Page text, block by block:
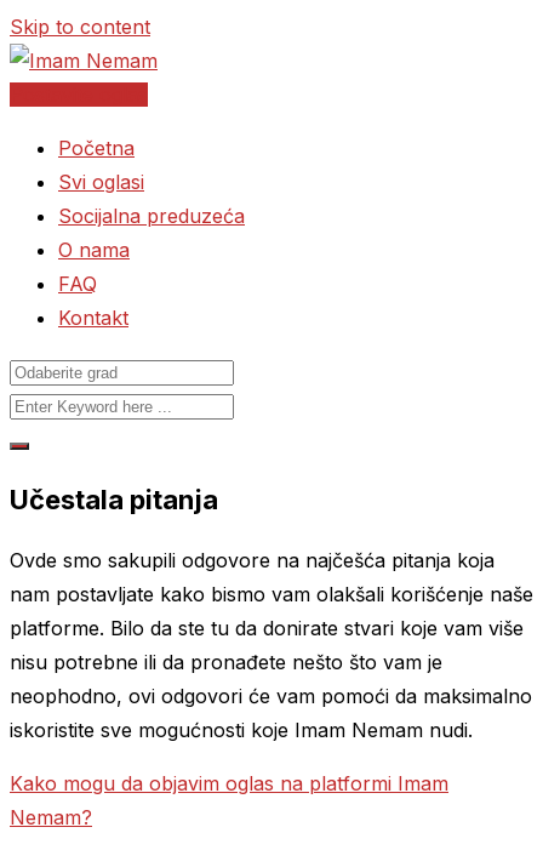
Skip to content
Početna
Svi oglasi
Socijalna preduzeća
O nama
FAQ
Kontakt
Učestala pitanja
Ovde smo sakupili odgovore na najčešća pitanja koja
nam postavljate kako bismo vam olakšali korišćenje naše
platforme. Bilo da ste tu da donirate stvari koje vam više
nisu potrebne ili da pronađete nešto što vam je
neophodno, ovi odgovori će vam pomoći da maksimalno
iskoristite sve mogućnosti koje Imam Nemam nudi.
Kako mogu da objavim oglas na platformi Imam
Nemam?